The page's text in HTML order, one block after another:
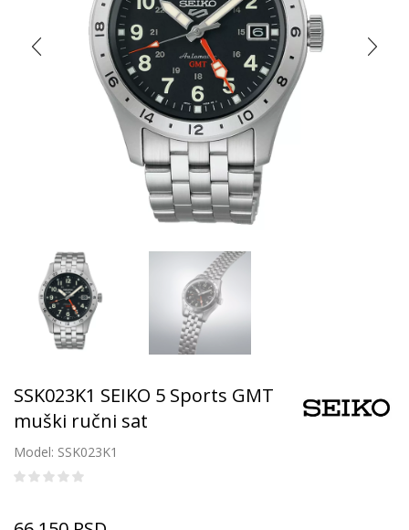
SSK023K1 SEIKO 5 Sports GMT
muški ručni sat
Model: SSK023K1